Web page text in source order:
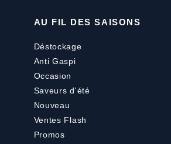
AU FIL DES SAISONS
Déstockage
Anti Gaspi
Occasion
Saveurs d'été
Nouveau
Ventes Flash
Promos